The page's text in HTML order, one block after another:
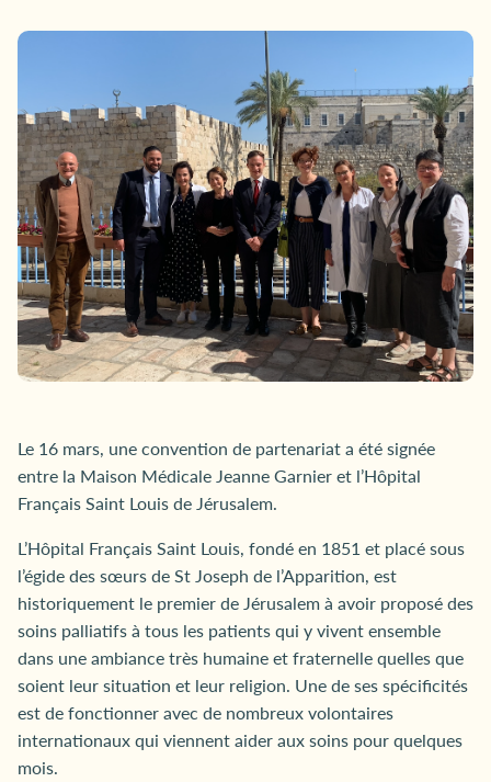
Le 16 mars, une convention de partenariat a été signée
entre la Maison Médicale Jeanne Garnier et l’Hôpital
Français Saint Louis de Jérusalem.
L’Hôpital Français Saint Louis, fondé en 1851 et placé sous
l’égide des sœurs de St Joseph de l’Apparition, est
historiquement le premier de Jérusalem à avoir proposé des
soins palliatifs à tous les patients qui y vivent ensemble
dans une ambiance très humaine et fraternelle quelles que
soient leur situation et leur religion. Une de ses spécificités
est de fonctionner avec de nombreux volontaires
internationaux qui viennent aider aux soins pour quelques
mois.